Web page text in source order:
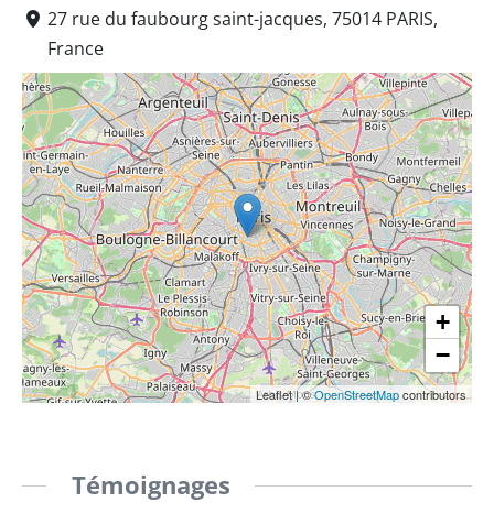
27 rue du faubourg saint-jacques, 75014 PARIS,
France
+
−
Leaflet|©OpenStreetMapcontributors
Témoignages